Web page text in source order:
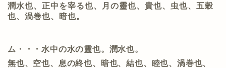
潤水也、正中を宰る也、月の靈也、貴也、虫也、五穀
也、渦巻也、暗也。
ム・・・水中の水の靈也。潤水也。
無也、空也、息の終也、暗也、結也、睦也、渦巻也、